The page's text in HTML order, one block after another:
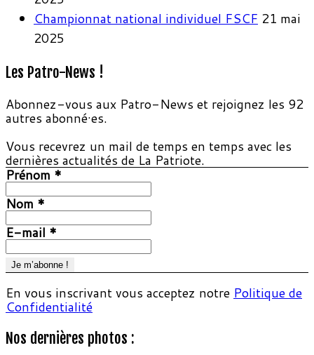
Championnat national individuel FSCF 21 mai
2025
Les Patro-News !
Abonnez-vous aux Patro-News et rejoignez les 92
autres abonné·es.
Vous recevrez un mail de temps en temps avec les
dernières actualités de La Patriote.
Prénom *
Nom *
E-mail *
En vous inscrivant vous acceptez notre Politique de
Confidentialité
Nos dernières photos :